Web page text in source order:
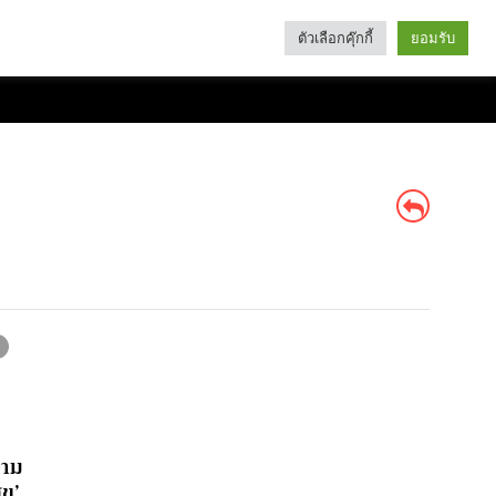
Categories
ม
ตัวเลือกคุ๊กกี้ ยอมรับ